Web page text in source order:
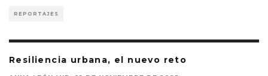
REPORTAJES
Resiliencia urbana, el nuevo reto